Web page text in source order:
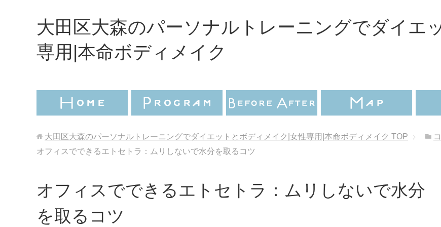
大田区大森のパーソナルトレーニングでダイエ
専用|本命ボディメイク
大田区大森のパーソナルトレーニングでダイエットとボディメイク|女性専用|本命ボディメイク TOP
オフィスでできるエトセトラ：ムリしないで水分を取るコツ
オフィスでできるエトセトラ：ムリしないで水分
を取るコツ